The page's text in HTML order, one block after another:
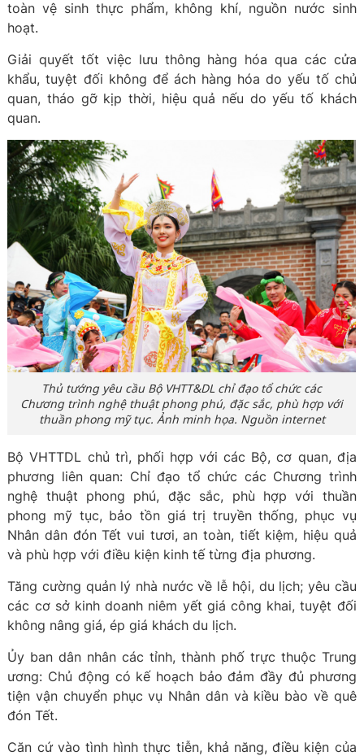
toàn vệ sinh thực phẩm, không khí, nguồn nước sinh
hoạt.
Giải quyết tốt việc lưu thông hàng hóa qua các cửa
khẩu, tuyệt đối không để ách hàng hóa do yếu tố chủ
quan, tháo gỡ kịp thời, hiệu quả nếu do yếu tố khách
quan.
Thủ tướng yêu cầu Bộ VHTT&DL chỉ đạo tổ chức các
Chương trình nghệ thuật phong phú, đặc sắc, phù hợp với
thuần phong mỹ tục. Ảnh minh họa. Nguồn internet
Bộ VHTTDL chủ trì, phối hợp với các Bộ, cơ quan, địa
phương liên quan: Chỉ đạo tổ chức các Chương trình
nghệ thuật phong phú, đặc sắc, phù hợp với thuần
phong mỹ tục, bảo tồn giá trị truyền thống, phục vụ
Nhân dân đón Tết vui tươi, an toàn, tiết kiệm, hiệu quả
và phù hợp với điều kiện kinh tế từng địa phương.
Tăng cường quản lý nhà nước về lễ hội, du lịch; yêu cầu
các cơ sở kinh doanh niêm yết giá công khai, tuyệt đối
không nâng giá, ép giá khách du lịch.
Ủy ban dân nhân các tỉnh, thành phố trực thuộc Trung
ương: Chủ động có kế hoạch bảo đảm đầy đủ phương
tiện vận chuyển phục vụ Nhân dân và kiều bào về quê
đón Tết.
Căn cứ vào tình hình thực tiễn, khả năng, điều kiện của